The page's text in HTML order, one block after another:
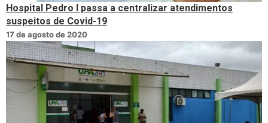
Hospital Pedro I passa a centralizar atendimentos
suspeitos de Covid-19
17 de agosto de 2020